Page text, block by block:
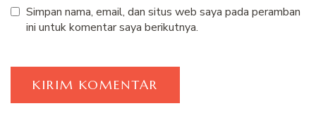
Simpan nama, email, dan situs web saya pada peramban
ini untuk komentar saya berikutnya.